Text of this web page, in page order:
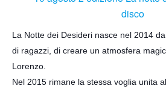
La Notte dei Desideri nasce nel 2014
di ragazzi, di creare un atmosfera
Lorenzo.
Nel 2015 rimane la stessa voglia unita